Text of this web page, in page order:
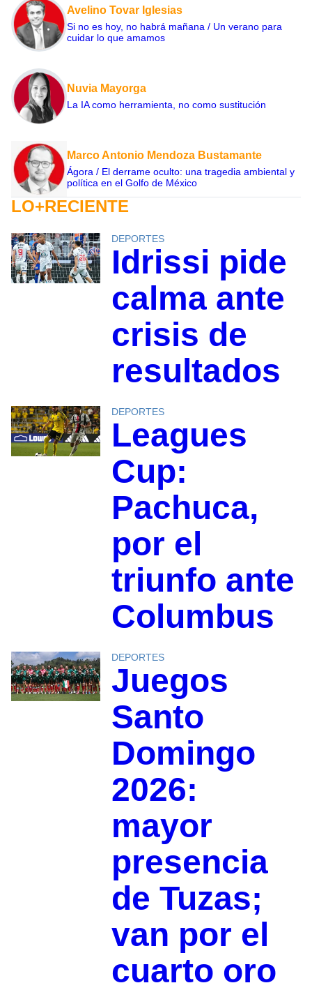
Avelino Tovar Iglesias
Si no es hoy, no habrá mañana / Un verano para
cuidar lo que amamos
Nuvia Mayorga
La IA como herramienta, no como sustitución
Marco Antonio Mendoza Bustamante
Ágora / El derrame oculto: una tragedia ambiental y
política en el Golfo de México
LO+RECIENTE
DEPORTES
Idrissi pide
calma ante
crisis de
resultados
DEPORTES
Leagues
Cup:
Pachuca,
por el
triunfo ante
Columbus
DEPORTES
Juegos
Santo
Domingo
2026:
mayor
presencia
de Tuzas;
van por el
cuarto oro